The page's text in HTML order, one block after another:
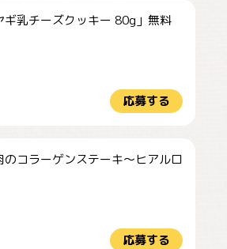
ギ乳チーズクッキー 80g」無料
応募する
コラーゲンステーキ～ヒアルロ
応募する